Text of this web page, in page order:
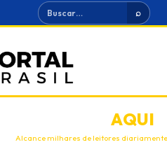
Buscar ⌕
ANUNCIEAQUI
Alcance milhares de leitores diariamente